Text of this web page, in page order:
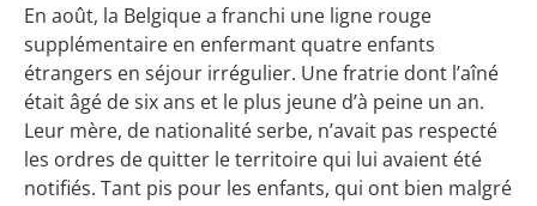
En août, la Belgique a franchi une ligne rouge
supplémentaire en enfermant quatre enfants
étrangers en séjour irrégulier. Une fratrie dont l’aîné
était âgé de six ans et le plus jeune d’à peine un an.
Leur mère, de nationalité serbe, n’avait pas respecté
les ordres de quitter le territoire qui lui avaient été
notifiés. Tant pis pour les enfants, qui ont bien malgré